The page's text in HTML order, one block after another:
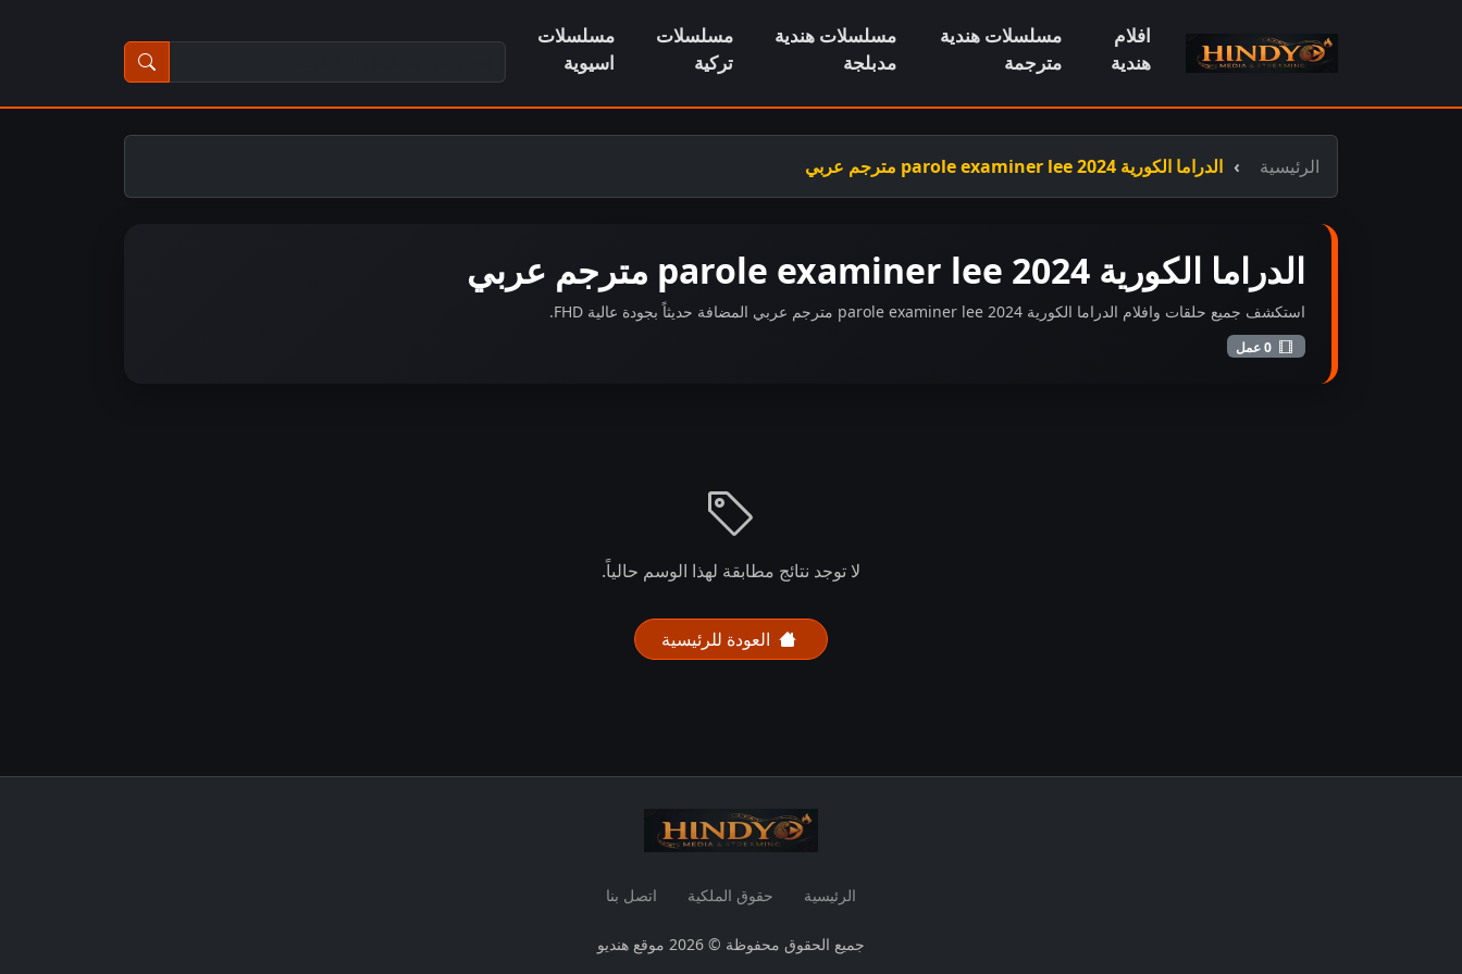
افلام
هندية
مسلسلات هندية
مترجمة
مسلسلات هندية
مدبلجة
مسلسلات
تركية
مسلسلات
اسيوية
الرئيسية الدراما الكورية parole examiner lee 2024 مترجم عربي
الدراما الكورية parole examiner lee 2024 مترجم عربي
استكشف جميع حلقات وافلام الدراما الكورية parole examiner lee 2024 مترجم عربي المضافة حديثاً بجودة عالية FHD.
لا توجد نتائج مطابقة لهذا الوسم حالياً.
العودة للرئيسية
الرئيسية حقوق الملكية اتصل بنا
جميع الحقوق محفوظة © 2026 موقع هنديو